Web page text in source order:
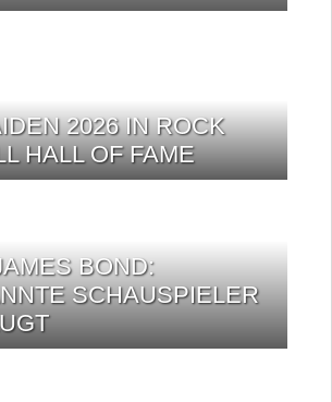
2026 IN ROCK
HALL OF FAME
BOND:
SCHAUSPIELER